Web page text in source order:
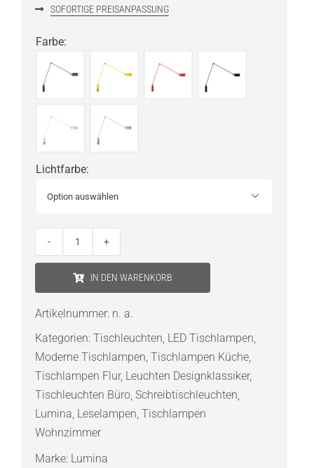
SOFORTIGE PREISANPASSUNG
Farbe:
Lichtfarbe:

Menge
IN DEN WARENKORB
Artikelnummer: n. a.
Kategorien: Tischleuchten, LED Tischlampen,
Moderne Tischlampen, Tischlampen Küche,
Tischlampen Flur, Leuchten Designklassiker,
Tischleuchten Büro, Schreibtischleuchten,
Lumina, Leselampen, Tischlampen
Wohnzimmer
Marke: Lumina